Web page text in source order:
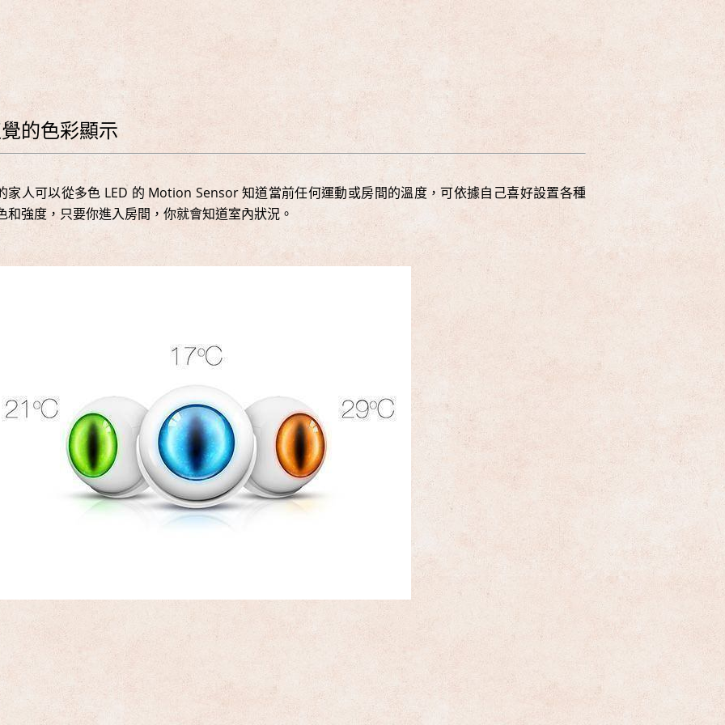
的色彩顯示
家人可以從多色 LED 的 Motion Sensor 知道當前任何運動或房間的溫度，可依據自己喜好設置各種
和強度，只要你進入房間，你就會知道室內狀況。